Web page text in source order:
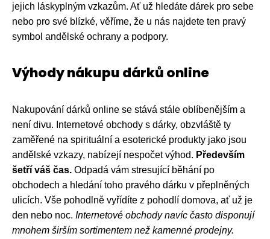
jejich láskyplným vzkazům. Ať už hledáte dárek pro sebe
nebo pro své blízké, věříme, že u nás najdete ten pravý
symbol andělské ochrany a podpory.
Výhody nákupu dárků online
Nakupování dárků online se stává stále oblíbenějším a
není divu. Internetové obchody s dárky, obzvláště ty
zaměřené na spirituální a esoterické produkty jako jsou
andělské vzkazy, nabízejí nespočet výhod. Především
šetří váš čas. Odpadá vám stresující běhání po
obchodech a hledání toho pravého dárku v přeplněných
ulicích. Vše pohodlně vyřídíte z pohodlí domova, ať už je
den nebo noc. Internetové obchody navíc často disponují
mnohem širším sortimentem než kamenné prodejny.